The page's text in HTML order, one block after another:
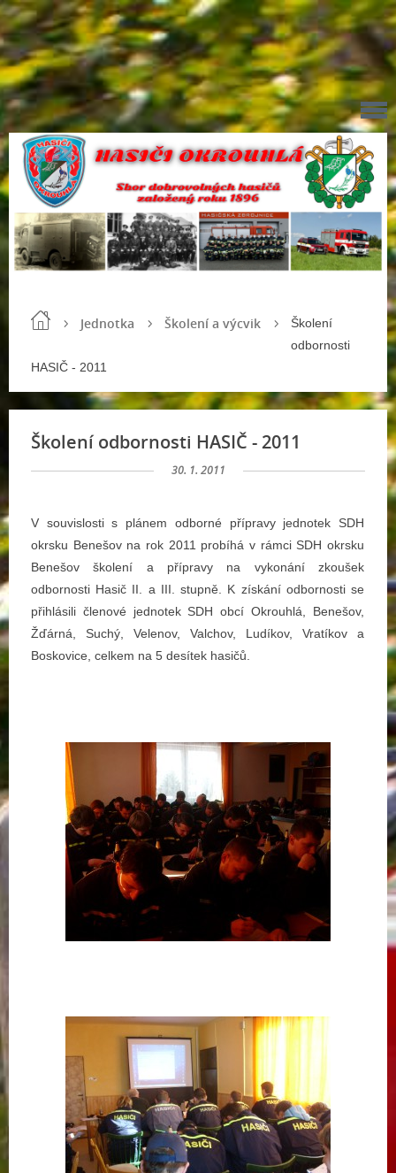
Jednotka Školení a výcvik
Školení
odbornosti
HASIČ - 2011
Školení odbornosti HASIČ - 2011
30. 1. 2011
V souvislosti s plánem odborné přípravy jednotek SDH
okrsku Benešov na rok 2011 probíhá v rámci SDH okrsku
Benešov školení a přípravy na vykonání zkoušek
odbornosti Hasič II. a III. stupně. K získání odbornosti se
přihlásili členové jednotek SDH obcí Okrouhlá, Benešov,
Žďárná, Suchý, Velenov, Valchov, Ludíkov, Vratíkov a
Boskovice, celkem na 5 desítek hasičů.